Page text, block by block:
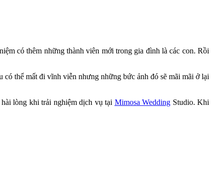
có thêm những thành viên mới trong gia đình là các con. Rồi
thể mất đi vĩnh viễn nhưng những bức ảnh đó sẽ mãi mãi ở lại
lòng khi trải nghiệm dịch vụ tại Mimosa Wedding Studio. Khi